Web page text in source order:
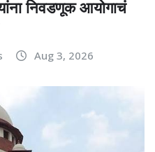
निवडणूक आयोगाचं
Aug 3, 2026